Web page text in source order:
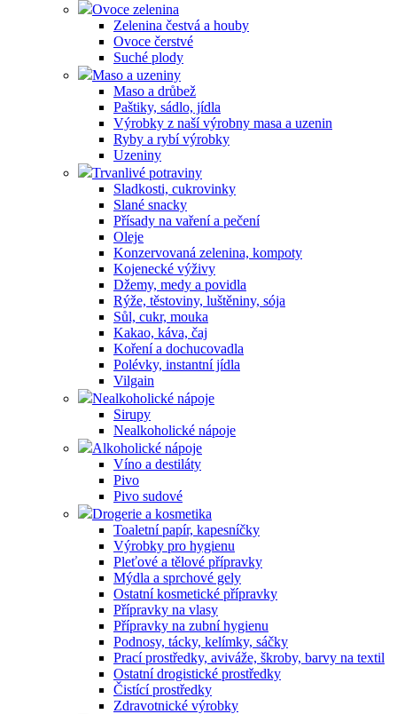
Ovoce zelenina
Zelenina čestvá a houby
Ovoce čerstvé
Suché plody
Maso a uzeniny
Maso a drůbež
Paštiky, sádlo, jídla
Výrobky z naší výrobny masa a uzenin
Ryby a rybí výrobky
Uzeniny
Trvanlivé potraviny
Sladkosti, cukrovinky
Slané snacky
Přísady na vaření a pečení
Oleje
Konzervovaná zelenina, kompoty
Kojenecké výživy
Džemy, medy a povidla
Rýže, těstoviny, luštěniny, sója
Sůl, cukr, mouka
Kakao, káva, čaj
Koření a dochucovadla
Polévky, instantní jídla
Vilgain
Nealkoholické nápoje
Sirupy
Nealkoholické nápoje
Alkoholické nápoje
Víno a destiláty
Pivo
Pivo sudové
Drogerie a kosmetika
Toaletní papír, kapesníčky
Výrobky pro hygienu
Pleťové a tělové přípravky
Mýdla a sprchové gely
Ostatní kosmetické přípravky
Přípravky na vlasy
Přípravky na zubní hygienu
Podnosy, tácky, kelímky, sáčky
Prací prostředky, aviváže, škroby, barvy na textil
Ostatní drogistické prostředky
Čistící prostředky
Zdravotnické výrobky